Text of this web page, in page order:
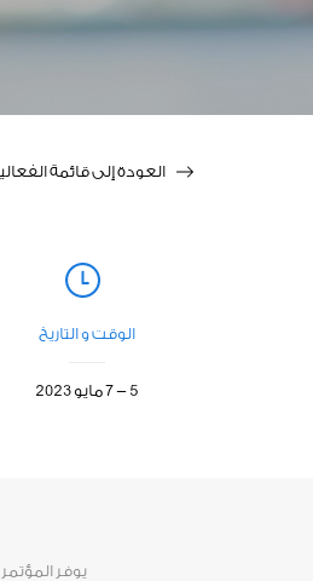
العودة إلى قائمة
الوقت و التاريخ
5 - 7 مايو 2023
يوفر